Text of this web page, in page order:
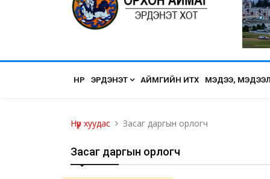
НҮҮР ЭРДЭНЭТ АЙМГИЙН ИТХ МЭДЭЭ,
Нүүр хуудас Засаг даргын орлогч
Засаг даргын орлогч